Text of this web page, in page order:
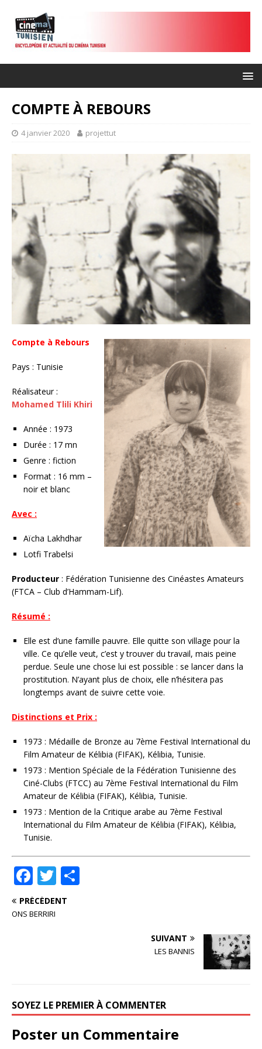
COMPTE À REBOURS
4 janvier 2020 projettut
Compte à Rebours
Pays : Tunisie
Réalisateur :
Mohamed Tlili Khiri
Année : 1973
Durée : 17 mn
Genre : fiction
Format : 16 mm –
noir et blanc
Avec :
Aïcha Lakhdhar
Lotfi Trabelsi
Producteur : Fédération Tunisienne des Cinéastes Amateurs
(FTCA – Club d’Hammam-Lif).
Résumé :
Elle est d’une famille pauvre. Elle quitte son village pour la
ville. Ce qu’elle veut, c’est y trouver du travail, mais peine
perdue. Seule une chose lui est possible : se lancer dans la
prostitution. N’ayant plus de choix, elle n’hésitera pas
longtemps avant de suivre cette voie.
Distinctions et Prix :
1973 : Médaille de Bronze au 7ème Festival International du
Film Amateur de Kélibia (FIFAK), Kélibia, Tunisie.
1973 : Mention Spéciale de la Fédération Tunisienne des
Ciné-Clubs (FTCC) au 7ème Festival International du Film
Amateur de Kélibia (FIFAK), Kélibia, Tunisie.
1973 : Mention de la Critique arabe au 7ème Festival
International du Film Amateur de Kélibia (FIFAK), Kélibia,
Tunisie.
F
a
c
k
T
w
PRÉCÉDENT
ONS BERRIRI
SUIVANT
LES BANNIS
SOYEZ LE PREMIER À COMMENTER
Poster un Commentaire